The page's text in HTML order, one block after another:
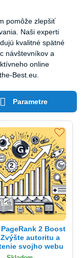
pomôže zlepšiť
Naši experti
kvalitné spätné
návštevníkov a
online
Best.eu.
Parametre
2 Boost
Zvýšte autoritu a
svojho webu